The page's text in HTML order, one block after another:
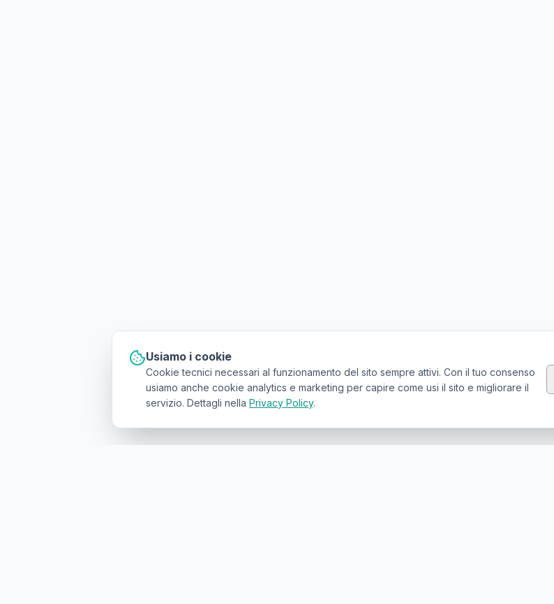
Usiamo i cookie
Cookie tecnici necessari al funzionamento del sito sempre attivi. Con il tuo consenso
usiamo anche cookie analytics e marketing per capire come usi il sito e migliorare il
servizio. Dettagli nella Privacy Policy.